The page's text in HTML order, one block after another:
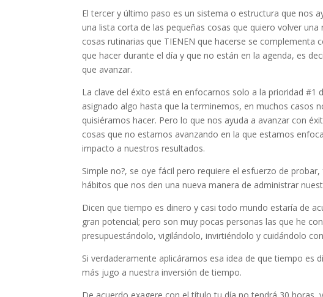
El tercer y último paso es un sistema o estructura que nos
una lista corta de las pequeñas cosas que quiero volver
cosas rutinarias que TIENEN que hacerse se
que hacer durante el día y que no están en la agenda, es
que avanzar.
La clave del éxito está en enfocarnos solo a la prioridad
asignado algo hasta que la terminemos, en muchos casos
quisiéramos hacer. Pero lo que nos ayuda a avanzar con
cosas que no estamos avanzando en la que estamos
impacto a nuestros resultados.
Simple no?, se oye fácil pero requiere el esfuerzo de
hábitos que nos den una nueva manera de administrar
Dicen que tiempo es dinero y casi todo mundo estaría de
gran potencial; pero son muy pocas personas las que he
presupuestándolo, vigilándolo, invirtiéndolo y cuidándolo
Si verdaderamente aplicáramos esa idea de que tiempo
más jugo a nuestra inversión de tiempo.